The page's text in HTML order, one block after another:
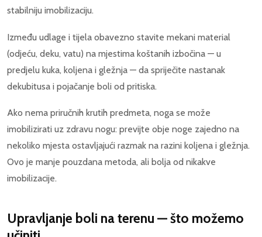
stabilniju imobilizaciju.
Između udlage i tijela obavezno stavite mekani material
(odjeću, deku, vatu) na mjestima koštanih izbočina — u
predjelu kuka, koljena i gležnja — da spriječite nastanak
dekubitusa i pojačanje boli od pritiska.
Ako nema priručnih krutih predmeta, noga se može
imobilizirati uz zdravu nogu: previjte obje noge zajedno na
nekoliko mjesta ostavljajući razmak na razini koljena i gležnja.
Ovo je manje pouzdana metoda, ali bolja od nikakve
imobilizacije.
Upravljanje boli na terenu — što možemo